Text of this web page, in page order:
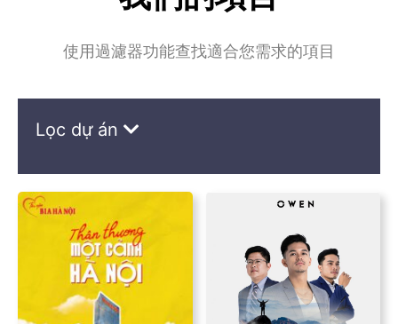
使用過濾器功能查找適合您需求的項目
Lọc dự án